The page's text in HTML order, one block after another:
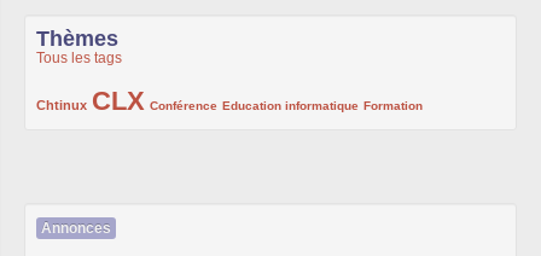
Thèmes
Tous les tags
Chtinux
222/1002CLX
1002/1002 Conférence
132/1002 Education informatique
119/1002 Formation
168/1002
Annonces